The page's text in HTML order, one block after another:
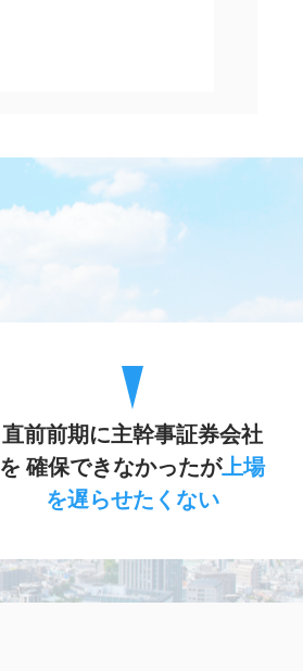
直前前期に主幹事証券会社
を 確保できなかったが上場
を遅らせたくない